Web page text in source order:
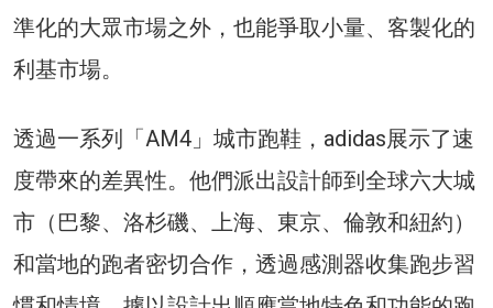
準化的大眾市場之外，也能爭取小量、客製化的
利基市場。
透過一系列「AM4」城市跑鞋，adidas展示了速
度帶來的差異性。他們派出設計師到全球六大城
市（巴黎、洛杉磯、上海、東京、倫敦和紐約）
和當地的跑者密切合作，透過感測器收集跑步習